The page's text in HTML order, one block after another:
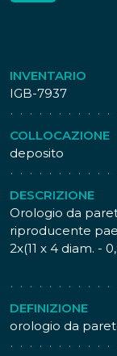
INVENTARIO
IGB-7937
COLLOCAZIONE
deposito
DESCRIZIONE
Orologio da
riproducente
2x(11 x 4 diam. -
DEFINIZIONE
orologio da